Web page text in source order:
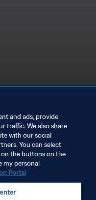
and ads, provide
traffic. We also share
with our social
You can select
the buttons on the
my personal
Portal